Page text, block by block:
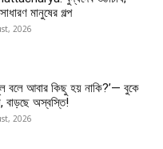
মানুষের গল্প
2026
বলে আবার কিছু হয় নাকি?’— বুকে
বাড়ছে অস্বস্তি!
2026